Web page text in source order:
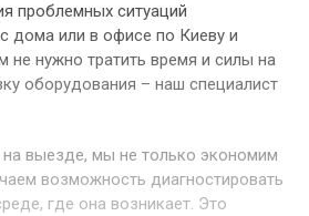
проблемных ситуаций
дома или в офисе по Киеву и
не нужно тратить время и силы на
оборудования – наш специалист
выезде, мы не только экономим
возможность диагностировать
где она возникает. Это